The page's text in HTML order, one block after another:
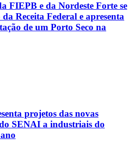
FIEPB e da Nordeste Forte se
Receita Federal e apresenta
de um Porto Seco na
projetos das novas
SENAI a industriais do